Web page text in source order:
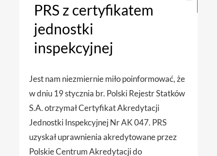
PRS z certyfikatem
jednostki
inspekcyjnej
Jest nam niezmiernie miło poinformować, że
w dniu 19 stycznia br. Polski Rejestr Statków
S.A. otrzymał Certyfikat Akredytacji
Jednostki Inspekcyjnej Nr AK 047. PRS
uzyskał uprawnienia akredytowane przez
Polskie Centrum Akredytacji do